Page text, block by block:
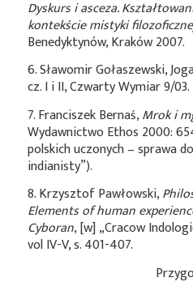
Dyskurs i asceza.
kontekście mistyki
Benedyktynów, Kraków 2007.
6. Sławomir Gołaszewski,
cz. I i II, Czwarty Wymiar 9/03.
7. Franciszek Bernaś,Mrok i
Wydawnictwo Ethos 2000:
polskich uczonych – sprawa
indianisty”).
8. Krzysztof Pawłowski,
Elements of human
Cyboran, [w] „Cracow
vol IV-V, s. 401-407.